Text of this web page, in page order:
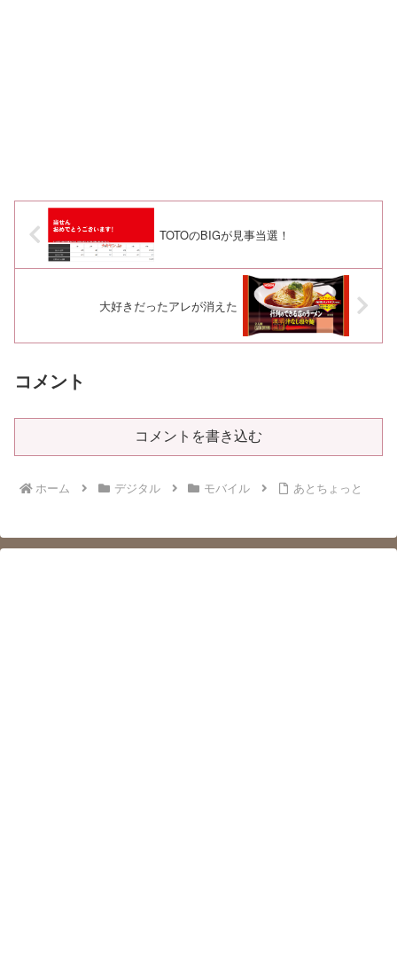
TOTOのBIGが見事当選！
大好きだったアレが消えた
コメント
コメントを書き込む
ホーム デジタル モバイル あとちょっと